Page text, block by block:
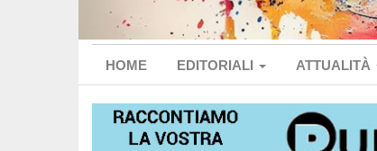
HOME EDITORIALI ATTUALITÀ